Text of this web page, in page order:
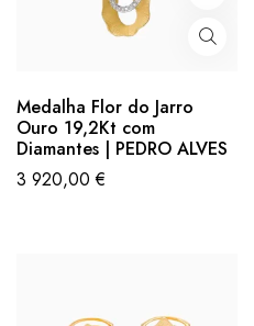
Medalha Flor do Jarro
Ouro 19,2Kt com
Diamantes | PEDRO ALVES
3 920,00€